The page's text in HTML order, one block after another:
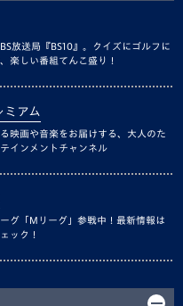
放送局『BS10』。クイズにゴルフに
楽しい番組てんこ盛り！
ミアム
映画や音楽をお届けする、大人のた
インメントチャンネル
グ「Mリーグ」参戦中！最新情報は
ック！